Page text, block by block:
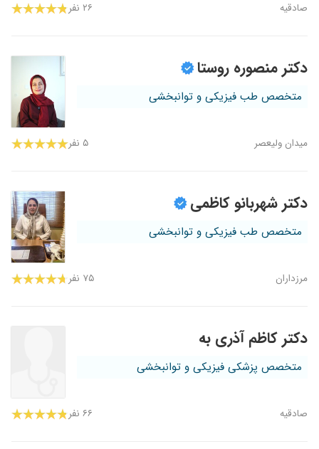
صادقیه ۲۶ نفر
دکتر منصوره روستا
متخصص طب فیزیکی و توانبخشی
میدان ولیعصر ۵ نفر
دکتر شهربانو کاظمی
متخصص طب فیزیکی و توانبخشی
مرزداران ۷۵ نفر
دکتر کاظم آذری به
متخصص پزشکی فیزیکی و توانبخشی
صادقیه ۶۶ نفر